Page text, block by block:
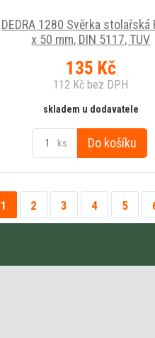
DEDRA 1280 Svěrka stolařská
x 50 mm, DIN 5117, TUV
135 Kč
112 Kč bez DPH
skladem u dodavatele
ks Do košíku
1 2 3 4 5